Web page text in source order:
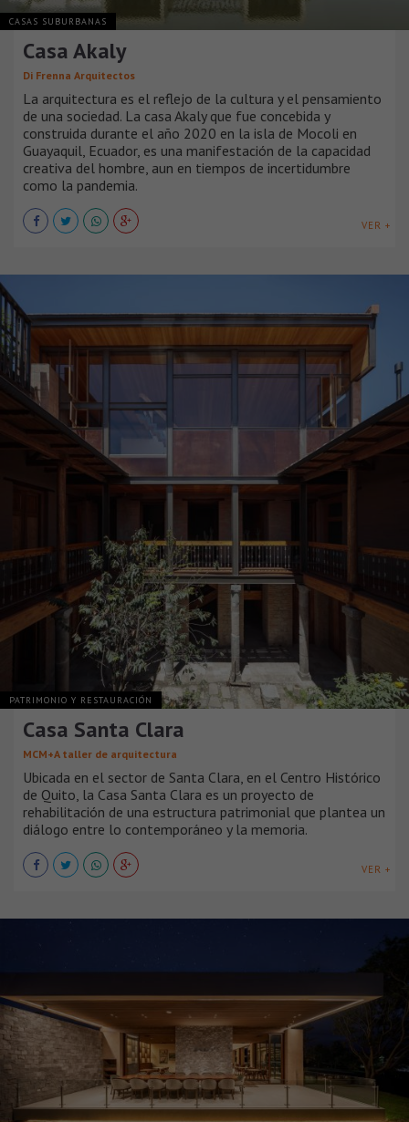
CASAS SUBURBANAS
Casa Akaly
Di Frenna Arquitectos
La arquitectura es el reflejo de la cultura y el pensamiento
de una sociedad. La casa Akaly que fue concebida y
construida durante el año 2020 en la isla de Mocoli en
Guayaquil, Ecuador, es una manifestación de la capacidad
creativa del hombre, aun en tiempos de incertidumbre
como la pandemia.
VER +
PATRIMONIO Y RESTAURACIÓN
Casa Santa Clara
MCM+A taller de arquitectura
Ubicada en el sector de Santa Clara, en el Centro Histórico
de Quito, la Casa Santa Clara es un proyecto de
rehabilitación de una estructura patrimonial que plantea un
diálogo entre lo contemporáneo y la memoria.
VER +